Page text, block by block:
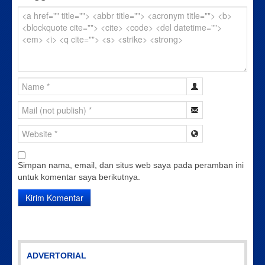
Simpan nama, email, dan situs web saya pada peramban ini
untuk komentar saya berikutnya.
ADVERTORIAL